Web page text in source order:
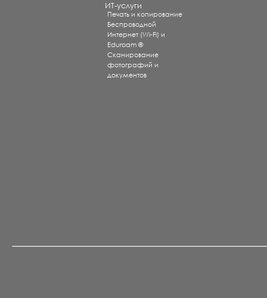
ИТ-услуги
Печать и копирование
Беспроводной
Интернет (Wi-Fi) и
Eduroam ®
Сканирование
фотографий и
документов